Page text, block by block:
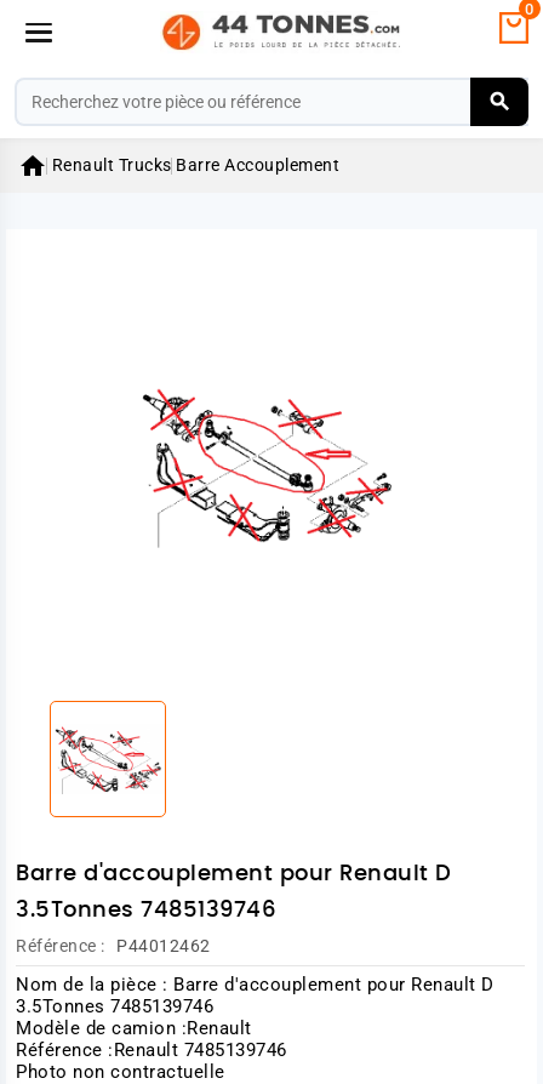
0
 Renault Trucks Barre Accouplement
Barre d'accouplement pour Renault D
3.5Tonnes 7485139746
Référence : P44012462
Nom de la pièce : Barre d'accouplement pour Renault D
3.5Tonnes 7485139746
Modèle de camion :Renault
Référence :Renault 7485139746
Photo non contractuelle